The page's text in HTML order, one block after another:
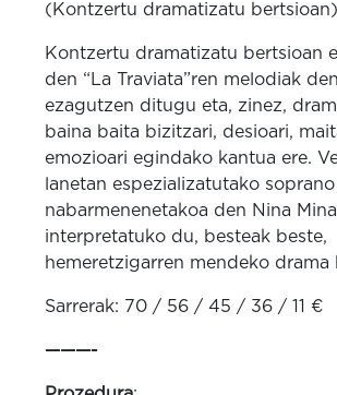
(Kontzertu dramatizatu bertsioan)
Kontzertu dramatizatu bertsioan
den “La Traviata”ren melodiak
ezagutzen ditugu eta, zinez,
baina baita bizitzari, desioari,
emozioari egindako kantua ere.
lanetan espezializatutako soprano
nabarmenenetakoa den Nina
interpretatuko du, besteak beste,
hemeretzigarren mendeko drama
Sarrerak: 70 / 56 / 45 / 36 / 11 €
———-